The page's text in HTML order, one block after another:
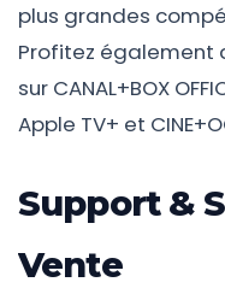
plus grandes
Profitez également
sur CANAL+BOX
Apple TV+ et
Support &
Vente